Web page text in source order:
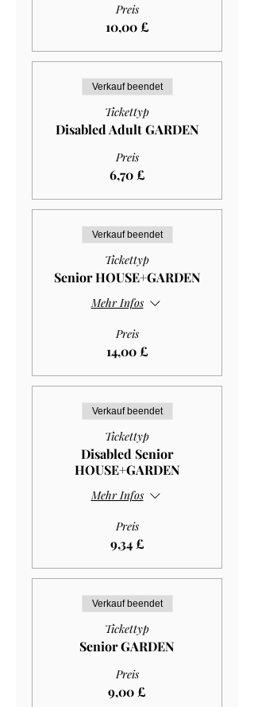
Preis
10,00 £
Verkauf beendet
Tickettyp
Disabled Adult GARDEN
Preis
6,70 £
Verkauf beendet
Tickettyp
Senior HOUSE+GARDEN
Mehr Infos
Preis
14,00 £
Verkauf beendet
Tickettyp
Disabled Senior
HOUSE+GARDEN
Mehr Infos
Preis
9,34 £
Verkauf beendet
Tickettyp
Senior GARDEN
Preis
9,00 £